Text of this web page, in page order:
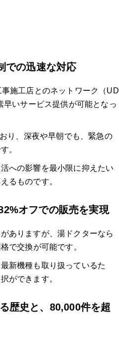
での迅速な対応
施工店とのネットワーク（UD
いサービス提供が可能となっ
り、深夜や早朝でも、緊急の
。
への影響を最小限に抑えたい
るものです。
オフでの販売を実現
ありますが、湯ドクターなら
で交換が可能です。
新機種も取り扱っているた
ができます。
歴史と、80,000件を超